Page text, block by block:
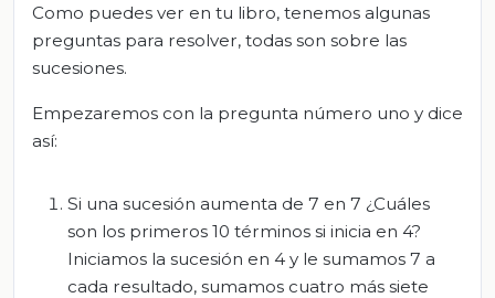
Como puedes ver en tu libro, tenemos algunas
preguntas para resolver, todas son sobre las
sucesiones.
Empezaremos con la pregunta número uno y dice
así:
Si una sucesión aumenta de 7 en 7 ¿Cuáles
son los primeros 10 términos si inicia en 4?
Iniciamos la sucesión en 4 y le sumamos 7 a
cada resultado, sumamos cuatro más siete